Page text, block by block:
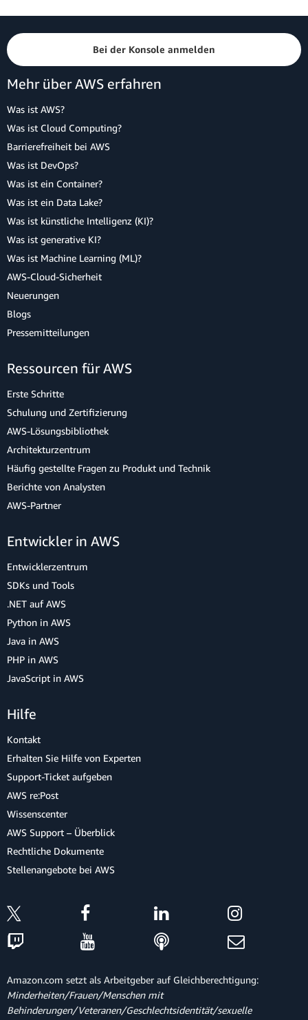
Bei der Konsole anmelden
Mehr über AWS erfahren
Was ist AWS?
Was ist Cloud Computing?
Barrierefreiheit bei AWS
Was ist DevOps?
Was ist ein Container?
Was ist ein Data Lake?
Was ist künstliche Intelligenz (KI)?
Was ist generative KI?
Was ist Machine Learning (ML)?
AWS-Cloud-Sicherheit
Neuerungen
Blogs
Pressemitteilungen
Ressourcen für AWS
Erste Schritte
Schulung und Zertifizierung
AWS-Lösungsbibliothek
Architekturzentrum
Häufig gestellte Fragen zu Produkt und Technik
Berichte von Analysten
AWS-Partner
Entwickler in AWS
Entwicklerzentrum
SDKs und Tools
.NET auf AWS
Python in AWS
Java in AWS
PHP in AWS
JavaScript in AWS
Hilfe
Kontakt
Erhalten Sie Hilfe von Experten
Support-Ticket aufgeben
AWS re:Post
Wissenscenter
AWS Support – Überblick
Rechtliche Dokumente
Stellenangebote bei AWS
Amazon.com setzt als Arbeitgeber auf Gleichberechtigung:
Minderheiten/Frauen/Menschen mit
Behinderungen/Veteranen/Geschlechtsidentität/sexuelle